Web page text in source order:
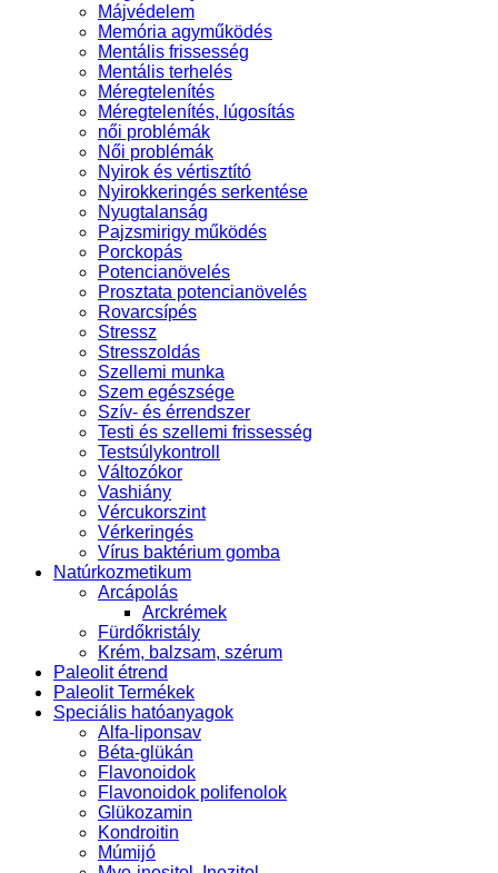
Májvédelem
Memória agyműködés
Mentális frissesség
Mentális terhelés
Méregtelenítés
Méregtelenítés, lúgosítás
női problémák
Női problémák
Nyirok és vértisztító
Nyirokkeringés serkentése
Nyugtalanság
Pajzsmirigy működés
Porckopás
Potencianövelés
Prosztata potencianövelés
Rovarcsípés
Stressz
Stresszoldás
Szellemi munka
Szem egészsége
Szív- és érrendszer
Testi és szellemi frissesség
Testsúlykontroll
Változókor
Vashiány
Vércukorszint
Vérkeringés
Vírus baktérium gomba
Natúrkozmetikum
Arcápolás
Arckrémek
Fürdőkristály
Krém, balzsam, szérum
Paleolit étrend
Paleolit Termékek
Speciális hatóanyagok
Alfa-liponsav
Béta-glükán
Flavonoidok
Flavonoidok polifenolok
Glükozamin
Kondroitin
Múmijó